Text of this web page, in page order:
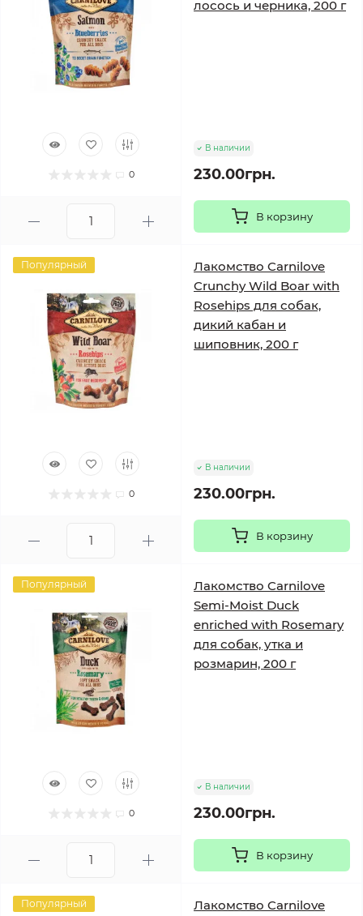
0
лосось и черника, 200 г
В наличии
230.00грн.
В корзину
Популярный
0
Лакомство Carnilove
Crunchy Wild Boar with
Rosehips для собак,
дикий кабан и
шиповник, 200 г
В наличии
230.00грн.
В корзину
Популярный
0
Лакомство Carnilove
Semi-Moist Duck
enriched with Rosemary
для собак, утка и
розмарин, 200 г
В наличии
230.00грн.
В корзину
Популярный
Лакомство Carnilove